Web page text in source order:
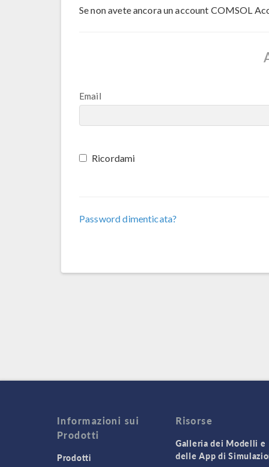
Se non avete ancora un account COMSOL
Email
Ricordami
Password dimenticata?
Informazioni sui
Prodotti
Prodotti
Risorse
Galleria dei Modelli e
delle App di